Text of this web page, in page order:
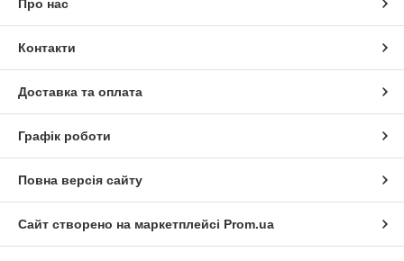
Про нас
Контакти
Доставка та оплата
Графік роботи
Повна версія сайту
Сайт створено на маркетплейсі Prom.ua